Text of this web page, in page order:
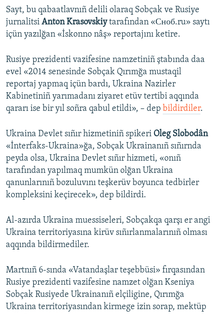
Sayt, bu qabaatlavnıñ delili olaraq Sobçak ve Rusiye
jurnalitsi Anton Krasovskiytarafından «Сноб.ru» saytı
içün yazılğan «İskonno nâş» reportajını ketire.
Rusiye prezidenti vazifesine namzetiniñ ştabında daa
evel «2014 senesinde Sobçak Qırımğa mustaqil
reportaj yapmaq içün bardı, Ukraina Nazirler
Kabinetiniñ yarımadanı ziyaret etüv tertibi aqqında
qararı ise bir yıl soñra qabul etildi», – dep bildirdiler.
Ukraina Devlet sıñır hizmetiniñ spikeri Oleg Slobodân
«İnterfaks-Ukraina»ğa, Sobçak Ukrainanıñ sıñırnda
peyda olsa, Ukraina Devlet sıñır hizmeti, «onıñ
tarafından yapılmaq mumkün olğan Ukraina
qanunlarınıñ bozuluvını teşkerüv boyunca tedbirler
kompleksini keçirecek», dep bildirdi.
Al-azırda Ukraina muessiseleri, Sobçakqa qarşı er angi
Ukraina territoriyasına kirüv sıñırlanmalarınıñ olması
aqqında bildirmediler.
Martnıñ 6-sında «Vatandaşlar teşebbüsi» fırqasından
Rusiye prezidenti vazifesine namzet olğan Kseniya
Sobçak Rusiyede Ukrainanıñ elçiligine, Qırımğa
Ukraina territoriyasından kirmege izin sorap, mektüp